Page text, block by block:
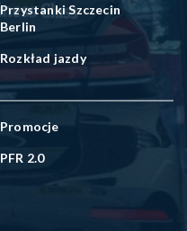
Przystanki Szczecin
Berlin
Rozkład jazdy
Promocje
PFR 2.0